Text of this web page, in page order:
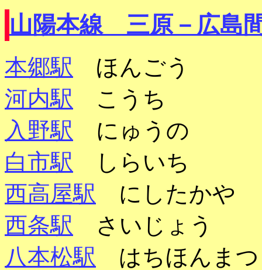
山陽本線 三原－広島
本郷駅 ほんごう
河内駅 こうち
入野駅 にゅうの
白市駅 しらいち
西高屋駅 にしたかや
西条駅 さいじょう
八本松駅 はちほんまつ